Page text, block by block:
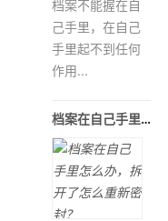
档案不能握在自
己手里，在自己
手里起不到任何
作用...
档案在自己手里怎么办，拆开了怎么重